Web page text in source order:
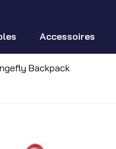
Accessoires
Backpack